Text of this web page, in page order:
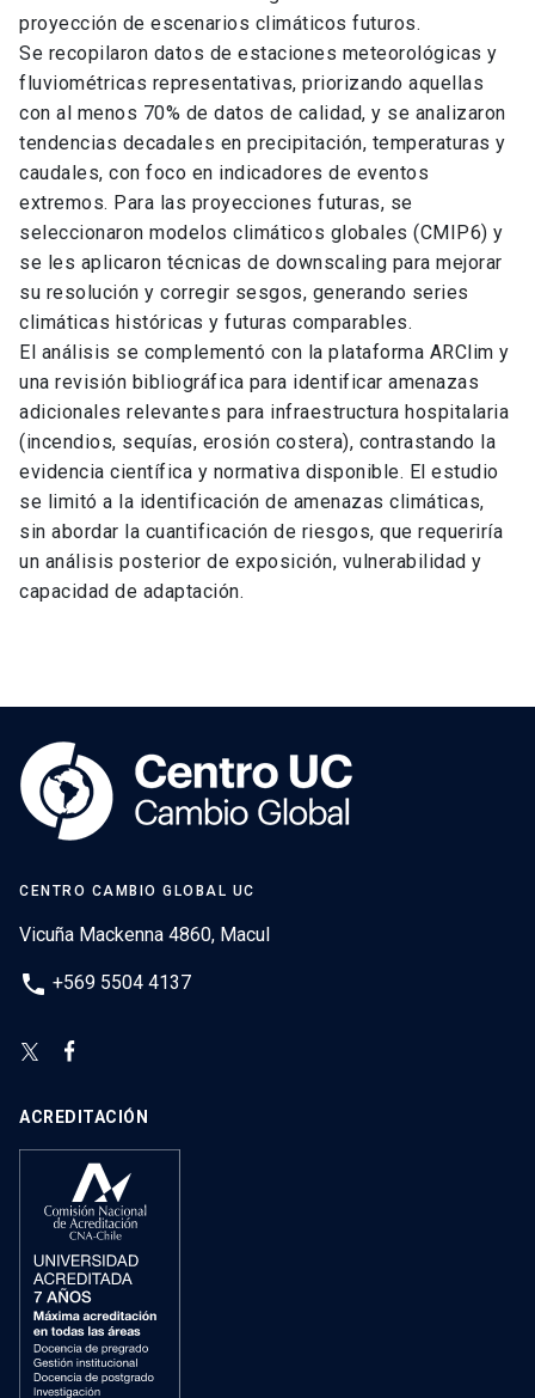
proyección de escenarios climáticos futuros.
Se recopilaron datos de estaciones meteorológicas y
fluviométricas representativas, priorizando aquellas
con al menos 70% de datos de calidad, y se analizaron
tendencias decadales en precipitación, temperaturas y
caudales, con foco en indicadores de eventos
extremos. Para las proyecciones futuras, se
seleccionaron modelos climáticos globales (CMIP6) y
se les aplicaron técnicas de downscaling para mejorar
su resolución y corregir sesgos, generando series
climáticas históricas y futuras comparables.
El análisis se complementó con la plataforma ARClim y
una revisión bibliográfica para identificar amenazas
adicionales relevantes para infraestructura hospitalaria
(incendios, sequías, erosión costera), contrastando la
evidencia científica y normativa disponible. El estudio
se limitó a la identificación de amenazas climáticas,
sin abordar la cuantificación de riesgos, que requeriría
un análisis posterior de exposición, vulnerabilidad y
capacidad de adaptación.
CENTRO CAMBIO GLOBAL UC
Vicuña Mackenna 4860, Macul
phone +569 5504 4137
ACREDITACIÓN